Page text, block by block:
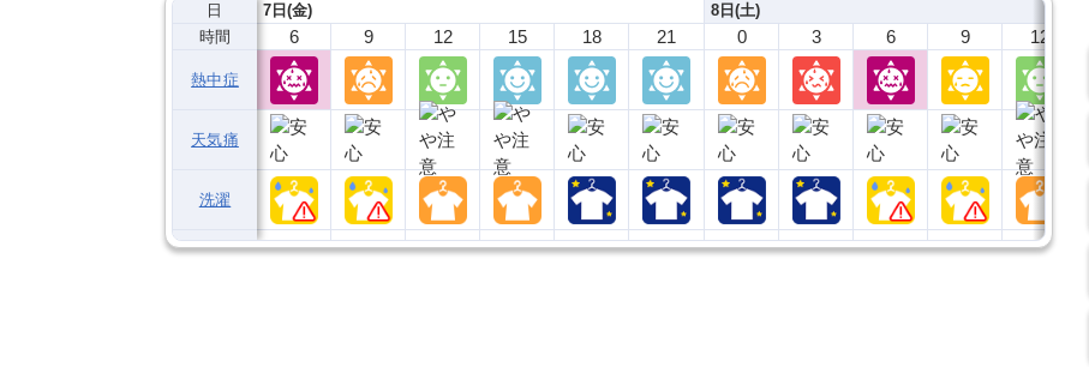
日
時間
熱中症
天気痛
洗濯
7日(金)
6 9 12 15 18 21
8日(土)
0 3 6 9 12